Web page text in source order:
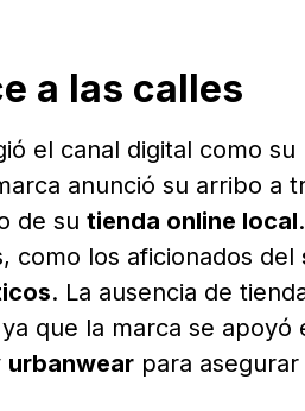
a las calles
el canal digital como
anunció su arribo a
de su tienda online local
como los aficionados del
. La ausencia de
que la marca se apoyó
urbanwear para